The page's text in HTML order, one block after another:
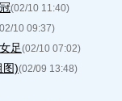
(02/10 11:40)
10 09:37)
足(02/10 07:02)
图)(02/09 13:48)